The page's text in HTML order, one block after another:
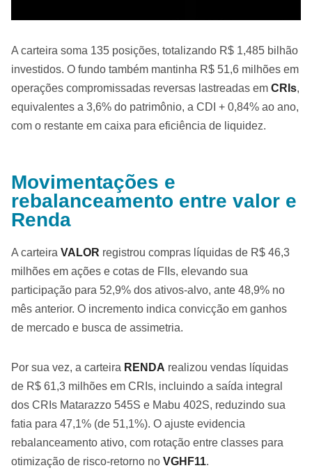
A carteira soma 135 posições, totalizando R$ 1,485 bilhão
investidos. O fundo também mantinha R$ 51,6 milhões em
operações compromissadas reversas lastreadas em CRIs,
equivalentes a 3,6% do patrimônio, a CDI + 0,84% ao ano,
com o restante em caixa para eficiência de liquidez.
Movimentações e
rebalanceamento entre valor e
Renda
A carteira VALOR registrou compras líquidas de R$ 46,3
milhões em ações e cotas de FIIs, elevando sua
participação para 52,9% dos ativos-alvo, ante 48,9% no
mês anterior. O incremento indica convicção em ganhos
de mercado e busca de assimetria.
Por sua vez, a carteira RENDA realizou vendas líquidas
de R$ 61,3 milhões em CRIs, incluindo a saída integral
dos CRIs Matarazzo 545S e Mabu 402S, reduzindo sua
fatia para 47,1% (de 51,1%). O ajuste evidencia
rebalanceamento ativo, com rotação entre classes para
otimização de risco-retorno no VGHF11.